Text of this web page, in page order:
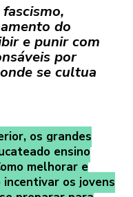
do
e punir com
por
se cultua
os grandes
ensino
melhorar e
incentivar os jovens